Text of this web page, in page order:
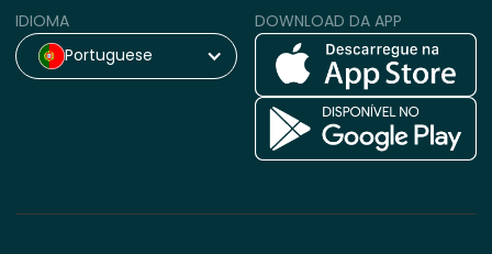
IDIOMA
Portuguese
DOWNLOAD DA APP